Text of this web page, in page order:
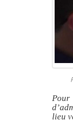
Pour
lieu